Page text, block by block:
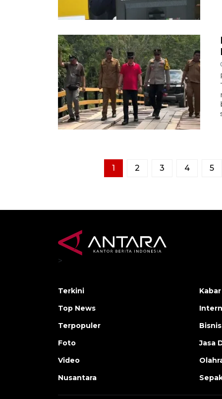
1 2 3 4 5
>
Terkini
Top News
Terpopuler
Foto
Video
Nusantara
Bisnis
Jasa